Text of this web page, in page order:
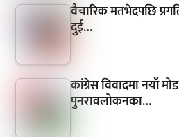
वैचारिक मतभेदपछि
दुई…
कांग्रेस विवादमा नयाँ
पुनरावलोकनका…